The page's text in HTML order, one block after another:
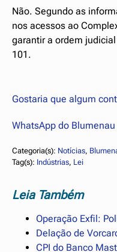
Não. Segundo as
nos acessos ao
garantir a ordem
101.
Gostaria que algum
WhatsApp do
Categoria(s): Notícias,
Tag(s): Indústrias, Lei
Leia Também
Operação Exfil:
Delação de
CPI do Banco